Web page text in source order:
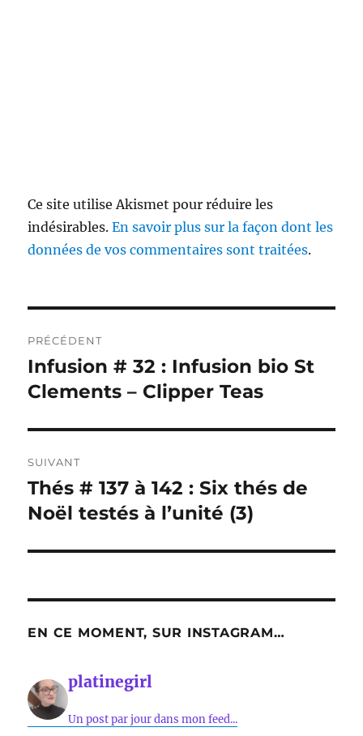
Ce site utilise Akismet pour réduire les
indésirables.En savoir plus sur la façon dont les
données de vos commentaires sont traitées.
de
l’article
PRÉCÉDENT
Publication
précédente :
Infusion # 32 : Infusion bio St
Clements – Clipper Teas
SUIVANT
Publication
suivante :
Thés # 137 à 142 : Six thés de
Noël testés à l’unité (3)
EN CE MOMENT, SUR INSTAGRAM…
platinegirl
Un post par jour dans mon feed...